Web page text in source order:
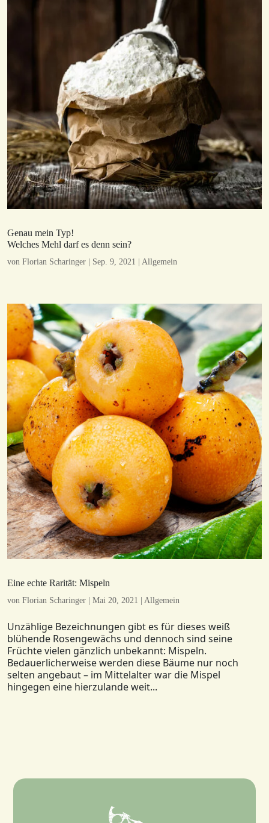
Genau mein Typ!
Welches Mehl darf es denn sein?
von Florian Scharinger Sep. 9, 2021 Allgemein
Eine echte Rarität: Mispeln
von Florian Scharinger Mai 20, 2021 Allgemein
Unzählige Bezeichnungen gibt es für dieses weiß
blühende Rosengewächs und dennoch sind seine
Früchte vielen gänzlich unbekannt: Mispeln.
Bedauerlicherweise werden diese Bäume nur noch
selten angebaut – im Mittelalter war die Mispel
hingegen eine hierzulande weit...